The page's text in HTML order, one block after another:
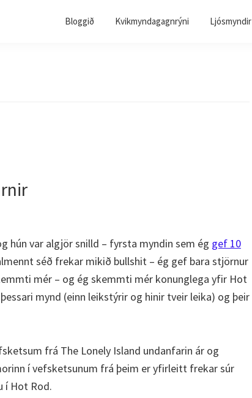
Bloggið Kvikmyndagagnrýni Ljósmyndir
hún var algjör snilld – fyrsta myndin sem ég gef 10
séð frekar mikið bullshit – ég gef bara stjörnur
mér – og ég skemmti mér konunglega yfir Hot
mynd (einn leikstýrir og hinir tveir leika) og þeir
frá The Lonely Island undanfarin ár og
í vefsketsunum frá þeim er yfirleitt frekar súr
í Hot Rod.